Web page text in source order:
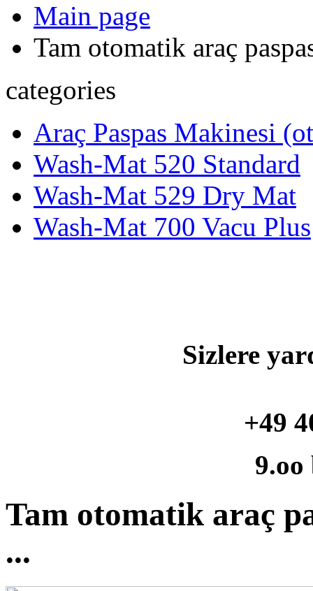
Main page
Tam otomatik araç
categories
Araç Paspas Makinesi
Wash-Mat 520 Standard
Wash-Mat 529 Dry Mat
Wash-Mat 700 Vacu Plus
Sizlere
+49
9.oo
Tam otomatik araç
...